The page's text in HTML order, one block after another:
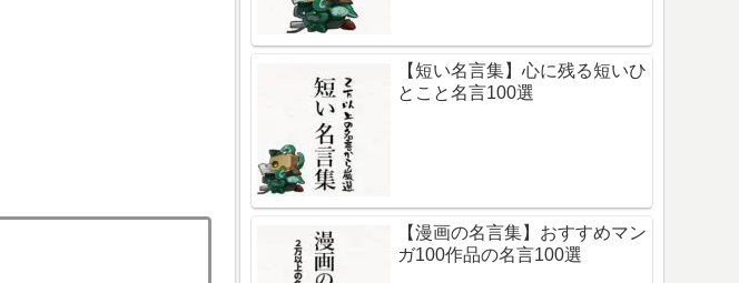
【短い名言集】心に残る短いひ
とこと名言100選
【漫画の名言集】おすすめマン
ガ100作品の名言100選